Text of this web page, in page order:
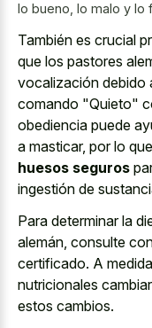
lo bueno, lo malo y lo
También es crucial
que los pastores
vocalización debido
comando "Quieto"
obediencia puede
a masticar, por lo
huesos seguros
ingestión de
Para determinar la
alemán, consulte
certificado. A
nutricionales
estos cambios.